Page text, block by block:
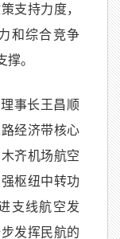
支持力度，
和综合竞争
。
事长王昌顺
经济带核心
齐机场航空
枢纽中转功
支线航空发
发挥民航的